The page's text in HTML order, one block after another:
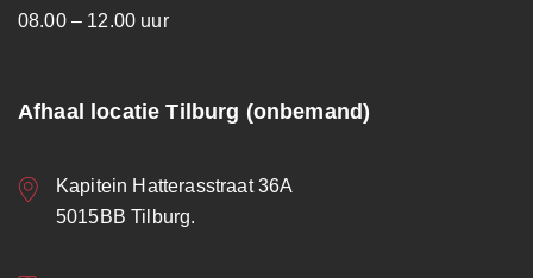
08.00 – 12.00 uur
Afhaal locatie Tilburg (onbemand)
Kapitein Hatterasstraat 36A
5015BB Tilburg.